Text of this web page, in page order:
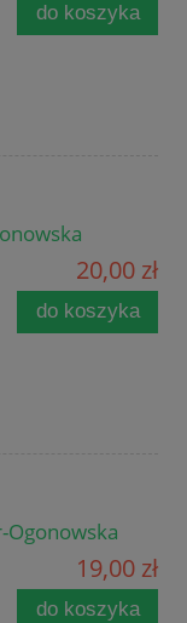
do koszyka
20,00 zł
do koszyka
Ogonowska
19,00 zł
do koszyka